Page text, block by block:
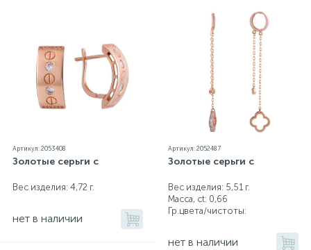
Артикул: 2053408
Золотые серьги с
Вес изделия: 4,72 г.
нет в наличии
Артикул: 2052487
Золотые серьги с
Вес изделия: 5,51 г.
Масса, ct: 0,66
Гр.цвета/чистоты:
нет в наличии